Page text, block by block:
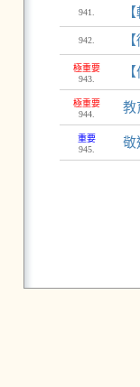
941.
942.
極重要
943.
極重要
944.
教
重要
945.
敬